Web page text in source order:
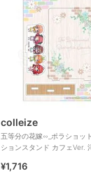
colleize
五等分の花嫁∽_ポラショッ
ションスタンド カフェVer.
¥1,716